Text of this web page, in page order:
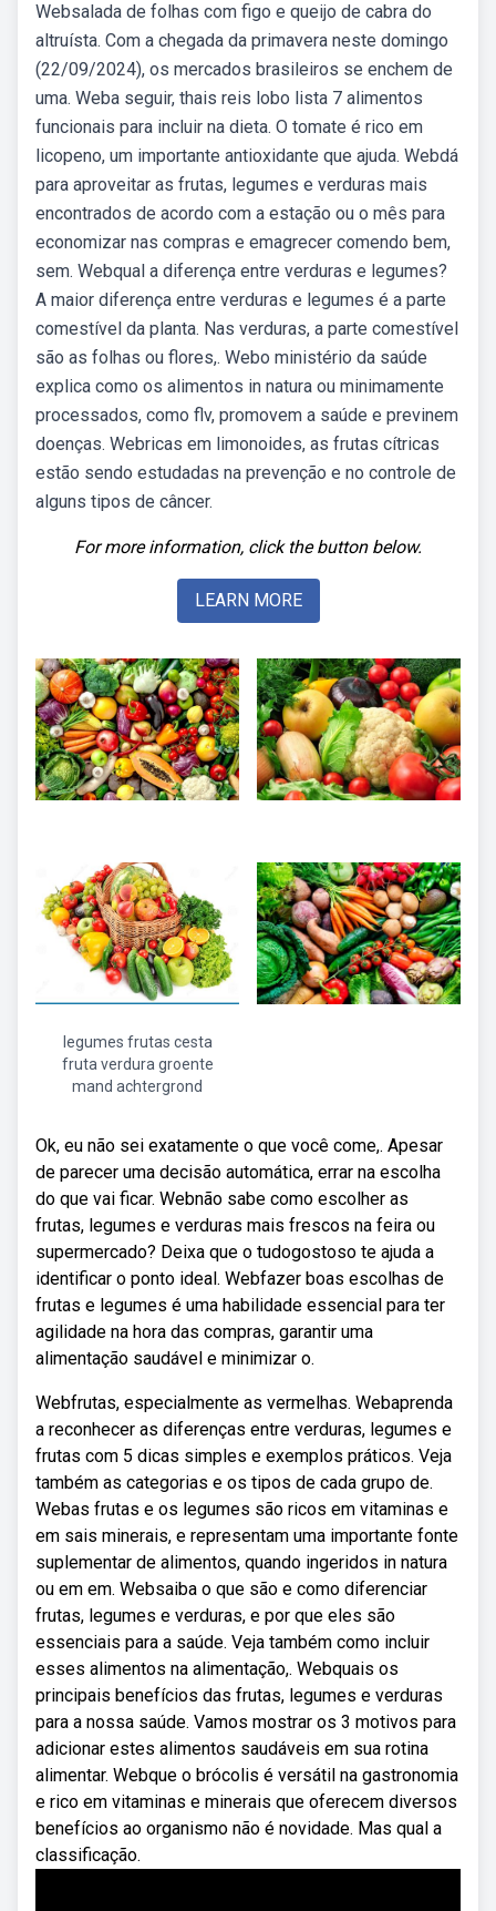
Websalada de folhas com figo e queijo de cabra do
altruísta. Com a chegada da primavera neste domingo
(22/09/2024), os mercados brasileiros se enchem de
uma. Weba seguir, thais reis lobo lista 7 alimentos
funcionais para incluir na dieta. O tomate é rico em
licopeno, um importante antioxidante que ajuda. Webdá
para aproveitar as frutas, legumes e verduras mais
encontrados de acordo com a estação ou o mês para
economizar nas compras e emagrecer comendo bem,
sem. Webqual a diferença entre verduras e legumes?
A maior diferença entre verduras e legumes é a parte
comestível da planta. Nas verduras, a parte comestível
são as folhas ou flores,. Webo ministério da saúde
explica como os alimentos in natura ou minimamente
processados, como flv, promovem a saúde e previnem
doenças. Webricas em limonoides, as frutas cítricas
estão sendo estudadas na prevenção e no controle de
alguns tipos de câncer.
For more information, click the button below.
LEARN MORE
legumes frutas cesta
fruta verdura groente
mand achtergrond
Ok, eu não sei exatamente o que você come,. Apesar
de parecer uma decisão automática, errar na escolha
do que vai ficar. Webnão sabe como escolher as
frutas, legumes e verduras mais frescos na feira ou
supermercado? Deixa que o tudogostoso te ajuda a
identificar o ponto ideal. Webfazer boas escolhas de
frutas e legumes é uma habilidade essencial para ter
agilidade na hora das compras, garantir uma
alimentação saudável e minimizar o.
Webfrutas, especialmente as vermelhas. Webaprenda
a reconhecer as diferenças entre verduras, legumes e
frutas com 5 dicas simples e exemplos práticos. Veja
também as categorias e os tipos de cada grupo de.
Webas frutas e os legumes são ricos em vitaminas e
em sais minerais, e representam uma importante fonte
suplementar de alimentos, quando ingeridos in natura
ou em em. Websaiba o que são e como diferenciar
frutas, legumes e verduras, e por que eles são
essenciais para a saúde. Veja também como incluir
esses alimentos na alimentação,. Webquais os
principais benefícios das frutas, legumes e verduras
para a nossa saúde. Vamos mostrar os 3 motivos para
adicionar estes alimentos saudáveis em sua rotina
alimentar. Webque o brócolis é versátil na gastronomia
e rico em vitaminas e minerais que oferecem diversos
benefícios ao organismo não é novidade. Mas qual a
classificação.